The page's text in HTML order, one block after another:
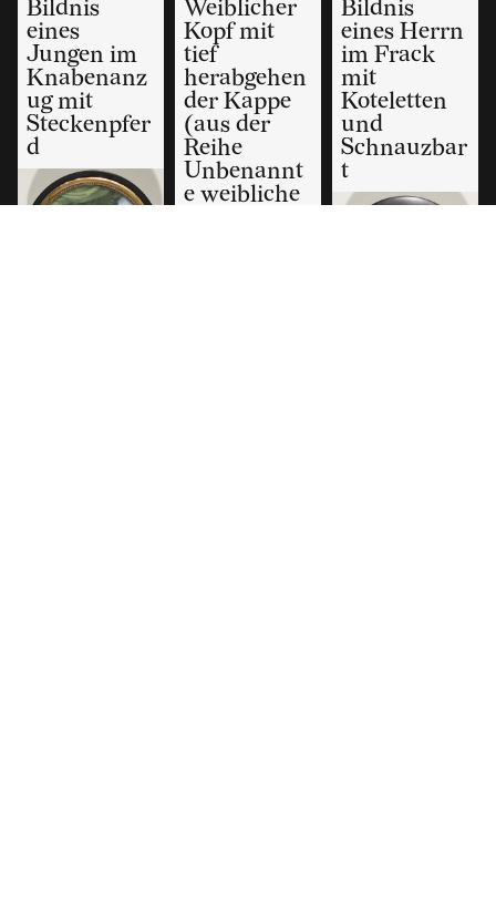
Bildnis
eines
Jungen im
Knabenanz
ug mit
Steckenpfer
d
Weiblicher
Kopf mit
tief
herabgehen
der Kappe
(aus der
Reihe
Unbenannt
e weibliche
Bildnis
eines Herrn
im Frack
mit
Koteletten
und
Schnauzbar
t